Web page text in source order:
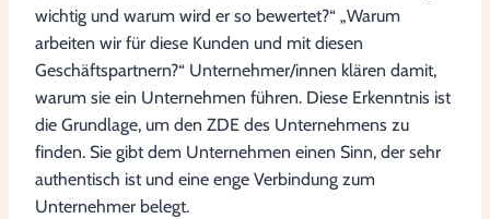
wichtig und warum wird er so bewertet?“ „Warum
arbeiten wir für diese Kunden und mit diesen
Geschäftspartnern?“ Unternehmer/innen klären damit,
warum sie ein Unternehmen führen. Diese Erkenntnis ist
die Grundlage, um den ZDE des Unternehmens zu
finden. Sie gibt dem Unternehmen einen Sinn, der sehr
authentisch ist und eine enge Verbindung zum
Unternehmer belegt.